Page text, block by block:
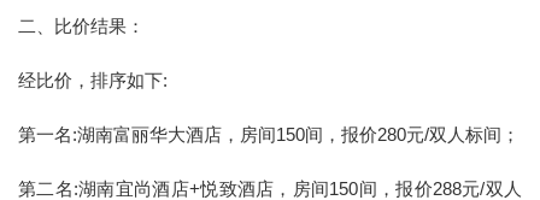
二、比价结果：
经比价，排序如下:
第一名:湖南富丽华大酒店，房间150间，报价280元/双人标间；
第二名:湖南宜尚酒店+悦致酒店，房间150间，报价288元/双人